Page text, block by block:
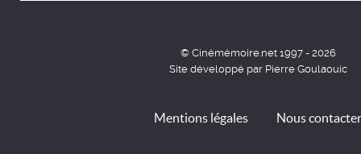
© Cinémémoire.net 1997 - 2026
Site développé par Pierre Goulaouic
Mentions légales Nous contacter